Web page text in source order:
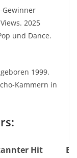
Gewinner
2025
und Dance.
1999.
Kammern in
Hit